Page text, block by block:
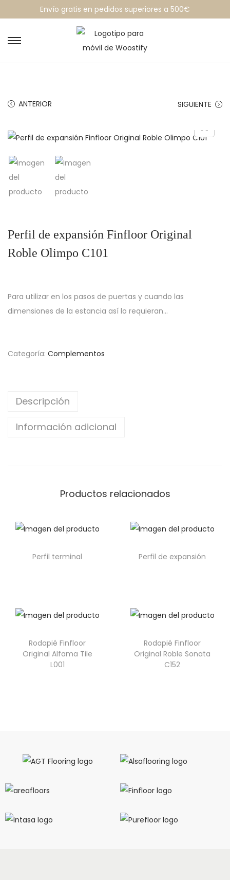
Envío gratis en pedidos superiores a 500€
ANTERIOR SIGUIENTE
Perfil de expansión Finfloor Original
Roble Olimpo C101
Para utilizar en los pasos de puertas y cuando las
dimensiones de la estancia así lo requieran…
Categoría: Complementos
Descripción
Información adicional
Productos relacionados
Perfil terminal Perfil de expansión
Rodapié Finfloor
Original Alfama Tile
L001
Rodapié Finfloor
Original Roble Sonata
C152